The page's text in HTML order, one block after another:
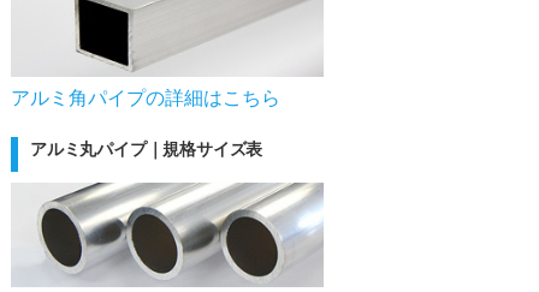
アルミ角パイプの詳細はこちら
アルミ丸パイプ｜規格サイズ表